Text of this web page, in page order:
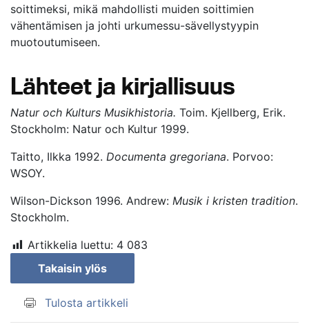
soittimeksi, mikä mahdollisti muiden soittimien
vähentämisen ja johti urkumessu-sävellystyypin
muotoutumiseen.
Lähteet ja kirjallisuus
Natur och Kulturs Musikhistoria. Toim. Kjellberg, Erik.
Stockholm: Natur och Kultur 1999.
Taitto, Ilkka 1992. Documenta gregoriana. Porvoo:
WSOY.
Wilson-Dickson 1996. Andrew: Musik i kristen tradition.
Stockholm.
Artikkelia luettu: 4 083
Takaisin ylös
Tulosta artikkeli